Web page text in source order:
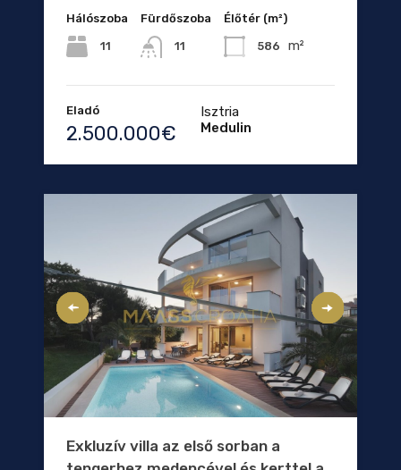
Hálószoba
11
Fürdőszoba
11
Élőtér (m²)
586 m²
Eladó
2.500.000€
Isztria
Medulin
Exkluzív villa az első sorban a